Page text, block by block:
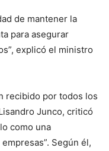
de mantener la
para asegurar
explicó el ministro
recibido por todos los
Junco, criticó
como una
Según él,